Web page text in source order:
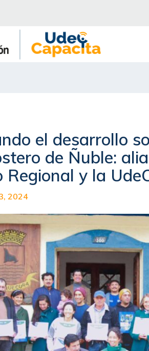
el desarrollo
de Ñuble:
Regional y la
2024